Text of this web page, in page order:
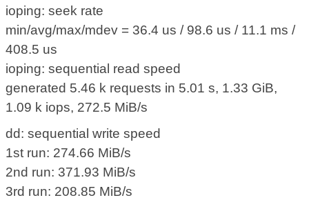
ioping: seek rate
min/avg/max/mdev = 36.4 us / 98.6 us / 11.1 ms /
408.5 us
ioping: sequential read speed
generated 5.46 k requests in 5.01 s, 1.33 GiB,
1.09 k iops, 272.5 MiB/s
dd: sequential write speed
1st run: 274.66 MiB/s
2nd run: 371.93 MiB/s
3rd run: 208.85 MiB/s